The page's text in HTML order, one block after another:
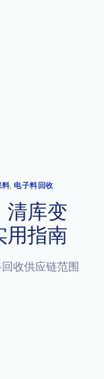
料 ,电子料回收
清库变
用指南
收供应链范围